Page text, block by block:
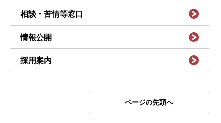
相談・苦情等窓口
情報公開
採用案内
ページの先頭へ